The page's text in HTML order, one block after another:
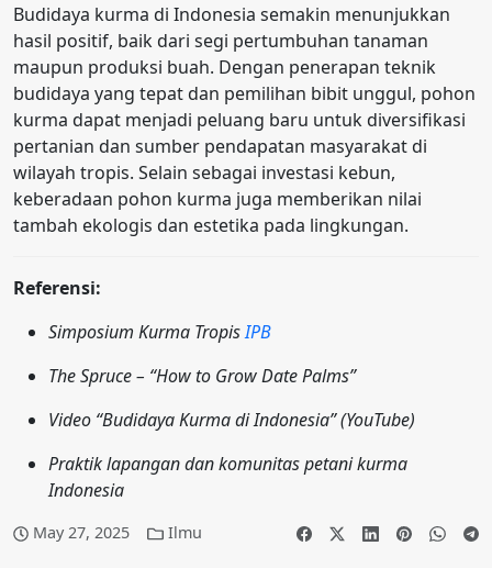
Budidaya kurma di Indonesia semakin menunjukkan
hasil positif, baik dari segi pertumbuhan tanaman
maupun produksi buah. Dengan penerapan teknik
budidaya yang tepat dan pemilihan bibit unggul, pohon
kurma dapat menjadi peluang baru untuk diversifikasi
pertanian dan sumber pendapatan masyarakat di
wilayah tropis. Selain sebagai investasi kebun,
keberadaan pohon kurma juga memberikan nilai
tambah ekologis dan estetika pada lingkungan.
Referensi:
Simposium Kurma TropisIPB
The Spruce – “How to Grow Date Palms”
Video “Budidaya Kurma di Indonesia” (YouTube)
Praktik lapangan dan komunitas petani kurma
Indonesia
May 27, 2025 Ilmu